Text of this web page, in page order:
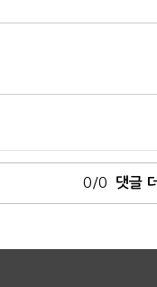
0/0 댓글